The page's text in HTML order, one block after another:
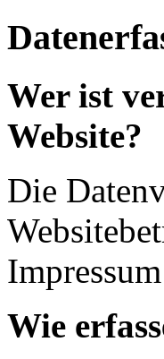
Wer ist
Website?
Die
Wie